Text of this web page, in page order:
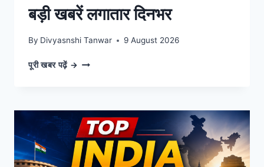
बड़ी खबरें लगातार दिनभर
By Divyasnshi Tanwar 9 August 2026
पूरी खबर पढ़ें → लाइव
अगस्त,
सुबह
से
बड़ी
खबरें